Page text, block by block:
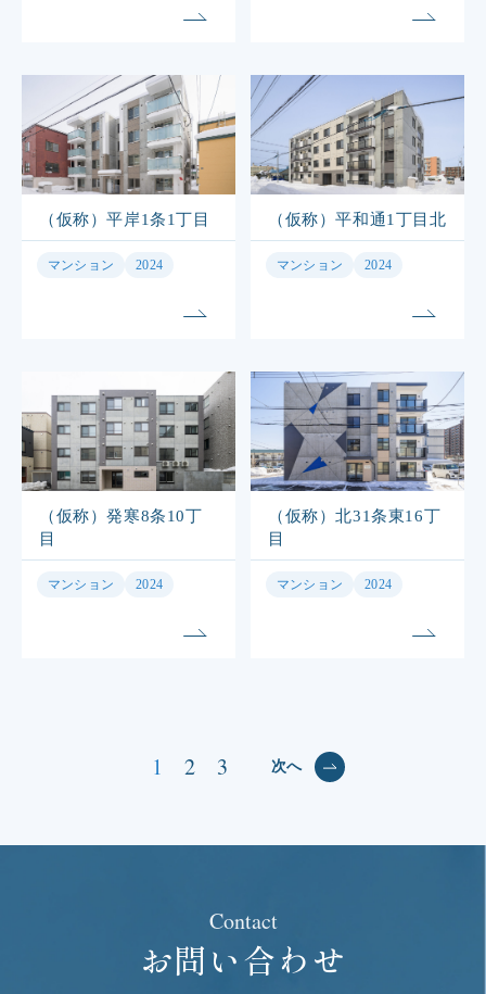
（仮称）平岸1条1丁目
マンション 2024
（仮称）平和通1丁目北
マンション 2024
（仮称）発寒8条10丁
目
マンション 2024
（仮称）北31条東16丁
目
マンション 2024
1 2 3 次へ
Contact
お問い合わせ